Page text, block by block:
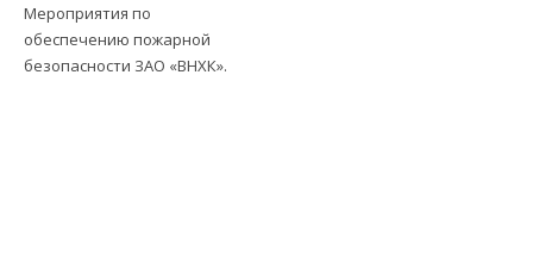
Мероприятия по
обеспечению пожарной
безопасности ЗАО «ВНХК».